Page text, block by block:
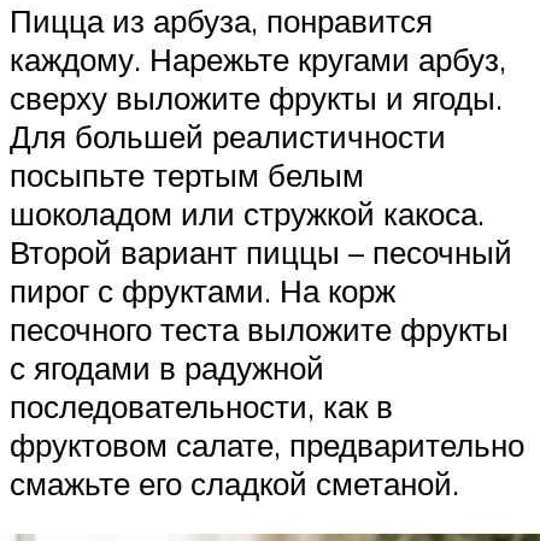
Пицца из арбуза, понравится
каждому. Нарежьте кругами арбуз,
сверху выложите фрукты и ягоды.
Для большей реалистичности
посыпьте тертым белым
шоколадом или стружкой какоса.
Второй вариант пиццы – песочный
пирог с фруктами. На корж
песочного теста выложите фрукты
с ягодами в радужной
последовательности, как в
фруктовом салате, предварительно
смажьте его сладкой сметаной.